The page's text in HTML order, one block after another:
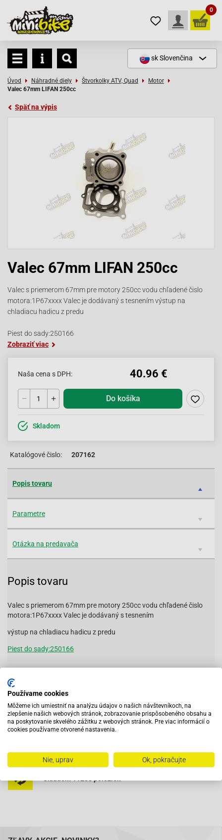
0
skSlovenčina
Úvod Náhradné diely Štvorkolky ATV, Quad
Motor
Valec 67mm LIFAN 250cc
Späť na výpis
Valec 67mm LIFAN 250cc
Valec s priemerom 67mm pre motory 250cc vodu chľadené čislo
motora:1P67xxxx Valec je dodávaný s tesnením výstup na
chladiacu hadicu z predu
Piest do sady:250166
Zobraziť viac
Naša cena s DPH: 40.96 €
Do košíka
Skladom
Katalógové čislo: 207162
Popis tovaru
Parametre
Otázka na predavača
Popis tovaru
Valec s priemerom 67mm pre motory 250cc vodu chľadené čislo
motora:1P67xxxx Valec je dodávaný s tesnením
výstup na chladiacu hadicu z predu
Piest do sady:250166
Vybavený servis s odborným vyškoleným personálom
Pri objednaní do 12:00 tovar zajtra u vás
Používame cookies
Môžeme ich umiestniť na analýzu údajov o našich návštevníkoch, na
zlepšenie našich webových stránok, zobrazovanie prispôsobeného obsahu a
na poskytovanie skvelého zážitku z webových stránok. Pre viac informácií o
cookies používame otvorené nastavenia.
Nie, uprav Ok, pokračujte